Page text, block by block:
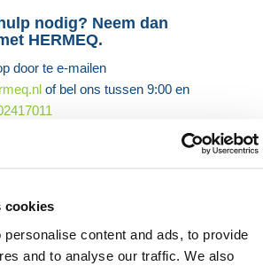
cookies
content and ads, to provide
and to analyse our traffic. We also
nodig? Neem dan
HERMEQ.
door te e-mailen
of bel ons tussen 9:00 en